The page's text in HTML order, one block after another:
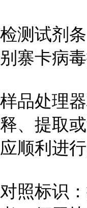
检测试剂
别寨卡病
样品处理
释、提取
应顺利进行
对照标识